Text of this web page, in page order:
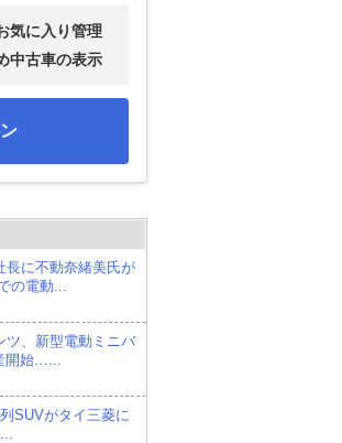
気に入り管理
中古車の表示
長に不動奈緒美氏が
の電動...
ツ、新型電動ミニバ
開始…...
SUVがタイ三菱に